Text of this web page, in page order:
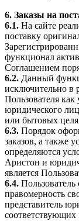
6. Заказы на
6.1. На сайте
поставку
функционал
Соглашением
6.2. Данный
исключительно в
Пользователя
юридического
или бытовых
6.3. Порядок
заказов, а также
определяются
Аристон и
является
6.4. Пользователь
правомерность
представитель